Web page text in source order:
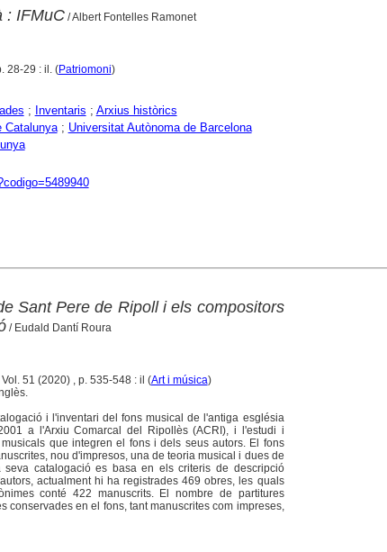
: IFMuC/ Albert Fontelles Ramonet
28-29 : il. (Patriomoni)
; Inventaris ; Arxius històrics
Catalunya; Universitat Autònoma de Barcelona
Sant Pere de Ripoll i els compositors
/ Eudald Dantí Roura
51 (2020) , p. 535-548 : il (Art i música)
i l'inventari del fons musical de l'antiga església
a l'Arxiu Comarcal del Ripollès (ACRI), i l'estudi i
que integren el fons i dels seus autors. El fons
nou d'impresos, una de teoria musical i dues de
catalogació es basa en els criteris de descripció
actualment hi ha registrades 469 obres, les quals
conté 422 manuscrits. El nombre de partitures
conservades en el fons, tant manuscrites com impreses,